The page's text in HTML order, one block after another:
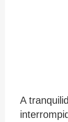
A